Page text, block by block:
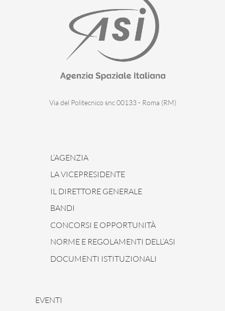
Via del Politecnico snc 00133 - Roma (RM)
L’AGENZIA
LA VICEPRESIDENTE
IL DIRETTORE GENERALE
BANDI
CONCORSI E OPPORTUNITÀ
NORME E REGOLAMENTI DELL’ASI
DOCUMENTI ISTITUZIONALI
EVENTI